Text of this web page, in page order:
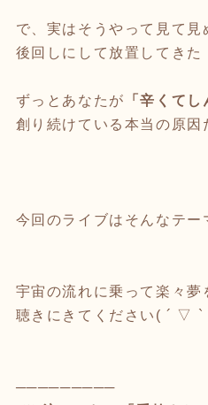
で、実はそうやって見て見
後回しにして放置してきた
ずっとあなたが 「辛くて
創り続けている本当の原因
今回のライブはそんなテー
宇宙の流れに乗って楽々夢
聴きにきてください( ´ ▽ `
─────────